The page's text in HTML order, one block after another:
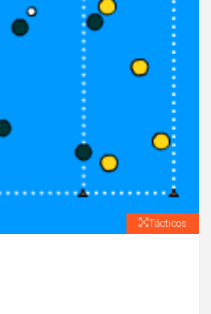
Tácticos